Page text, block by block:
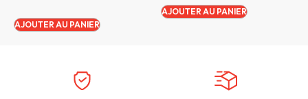
AJOUTER AU PANIER
AJOUTER AU PANIER